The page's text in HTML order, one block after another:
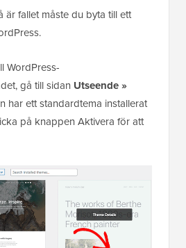
är fallet måste du byta till ett
WordPress-
gå till sidan Utseende »
har ett standardtema installerat
på knappen Aktivera för att